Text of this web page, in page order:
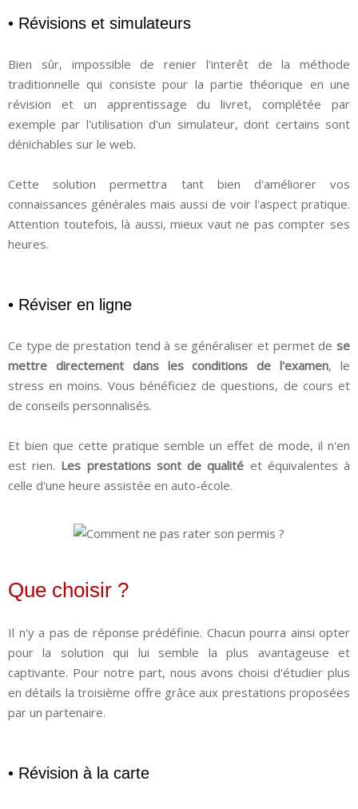
• Révisions et simulateurs
Bien sûr, impossible de renier l'interêt de la méthode
traditionnelle qui consiste pour la partie théorique en une
révision et un apprentissage du livret, complétée par
exemple par l'utilisation d'un simulateur, dont certains sont
dénichables sur le web.
Cette solution permettra tant bien d'améliorer vos
connaissances générales mais aussi de voir l'aspect pratique.
Attention toutefois, là aussi, mieux vaut ne pas compter ses
heures.
• Réviser en ligne
Ce type de prestation tend à se généraliser et permet de se
mettre directement dans les conditions de l'examen, le
stress en moins. Vous bénéficiez de questions, de cours et
de conseils personnalisés.
Et bien que cette pratique semble un effet de mode, il n'en
est rien. Les prestations sont de qualité et équivalentes à
celle d'une heure assistée en auto-école.
Que choisir ?
Il n'y a pas de réponse prédéfinie. Chacun pourra ainsi opter
pour la solution qui lui semble la plus avantageuse et
captivante. Pour notre part, nous avons choisi d'étudier plus
en détails la troisième offre grâce aux prestations proposées
par un partenaire.
• Révision à la carte